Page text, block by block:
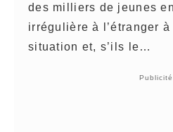
des milliers de jeunes
irrégulière à l’étranger
situation et, s’ils le…